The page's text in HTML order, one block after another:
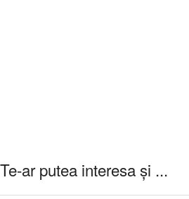
Te-ar putea interesa și ...